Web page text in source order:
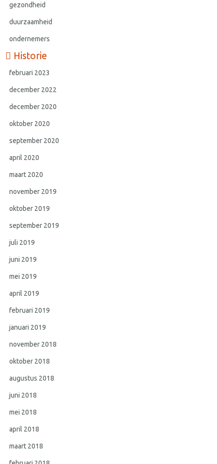
gezondheid
duurzaamheid
ondernemers
Historie
februari 2023
december 2022
december 2020
oktober 2020
september 2020
april 2020
maart 2020
november 2019
oktober 2019
september 2019
juli 2019
juni 2019
mei 2019
april 2019
februari 2019
januari 2019
november 2018
oktober 2018
augustus 2018
juni 2018
mei 2018
april 2018
maart 2018